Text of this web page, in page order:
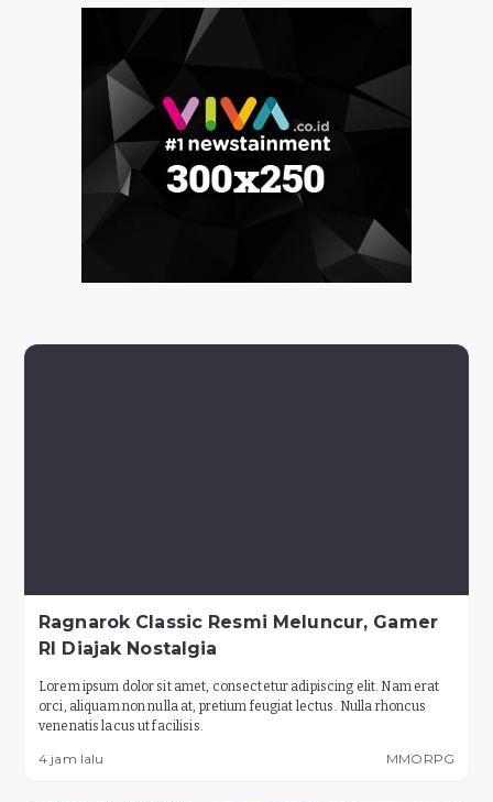
Ragnarok Classic Resmi Meluncur, Gamer
RI Diajak Nostalgia
Lorem ipsum dolor sit amet, consectetur adipiscing elit. Nam erat
orci, aliquam non nulla at, pretium feugiat lectus. Nulla rhoncus
venenatis lacus ut facilisis.
4 jam lalu MMORPG